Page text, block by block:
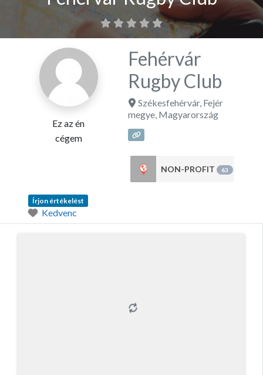
Ez az én
cégem
Fehérvár
Rugby Club
Székesfehérvár, Fejér
megye, Magyarország
NON-PROFIT 63
Írjon értékelést
Kedvenc